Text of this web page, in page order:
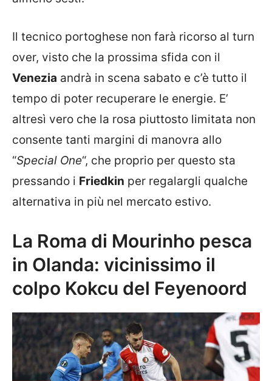
Il tecnico portoghese non farà ricorso al turn
over, visto che la prossima sfida con il
Venezia andrà in scena sabato e c’è tutto il
tempo di poter recuperare le energie. E’
altresì vero che la rosa piuttosto limitata non
consente tanti margini di manovra allo
“Special One“, che proprio per questo sta
pressando i Friedkin per regalargli qualche
alternativa in più nel mercato estivo.
La Roma di Mourinho pesca
in Olanda: vicinissimo il
colpo Kokcu del Feyenoord